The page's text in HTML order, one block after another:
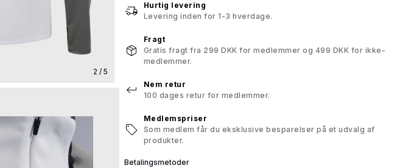
2 / 5
Hurtig levering
Levering inden for 1-3 hverdage.
Fragt
Gratis fragt fra 299 DKK for medlemmer og 499 DKK for ikke-
medlemmer.
Nem retur
100 dages retur for medlemmer.
Medlemspriser
Som medlem får du eksklusive besparelser på et udvalg af
produkter.
Betalingsmetoder